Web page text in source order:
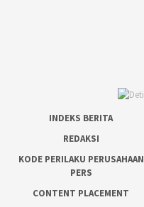
INDEKS BERITA
REDAKSI
KODE PERILAKU PERUSAHAAN
PERS
CONTENT PLACEMENT